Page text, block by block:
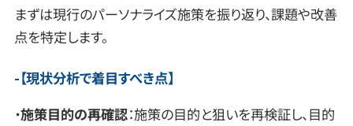
まずは現行のパーソナライズ施策を振り返り、課題や改善
点を特定します。
【現状分析で着目すべき点】
・施策目的の再確認：施策の目的と狙いを再検証し、目的